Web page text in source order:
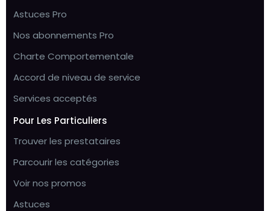
Astuces Pro
Nos abonnements Pro
Charte Comportementale
Accord de niveau de service
Services acceptés
Pour Les Particuliers
Trouver les prestataires
Parcourir les catégories
Voir nos promos
Astuces